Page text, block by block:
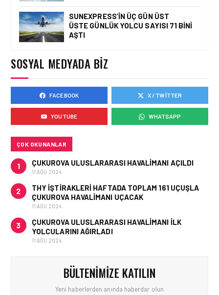
GÜNCEL HABERLER • 12 HAZ 2026
GÜNCEL HABERLER • 02 HAZ 2026
EUROCONTROL AVRUPA
HAVACILIK GÖRÜNÜMÜ
RAPORU, 18-24 MAYIS
SUNEXPRESS’IN ÜÇ GÜN ÜST
ÜSTE GÜNLÜK YOLCU SAYISI 71 BINI
AŞTI
SOSYAL MEDYADA BIZ
FACEBOOK X / TWITTER
YOUTUBE WHATSAPP
ÇOK OKUNANLAR
1 ÇUKUROVA ULUSLARARASI HAVALIMANI AÇILDI
11 AĞU 2024
2
THY IŞTIRAKLERI HAFTADA TOPLAM 161 UÇUŞLA
ÇUKUROVA HAVALIMANI UÇACAK
11 AĞU 2024
3
ÇUKUROVA ULUSLARARASI HAVALIMANI İLK
YOLCULARINI AĞIRLADI
11 AĞU 2024
BÜLTENIMIZE KATILIN
Yeni haberlerden anında haberdar olun